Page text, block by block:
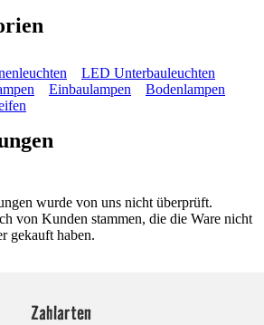
LED Unterbauleuchten
Einbaulampen
Bodenlampen
wurde von uns nicht überprüft.
von Kunden stammen, die die Ware nicht
gekauft haben.
Zahlarten